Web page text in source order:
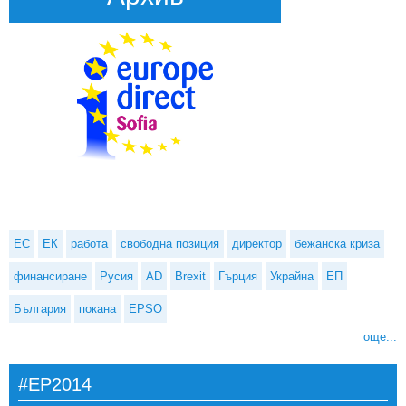
ЕС ЕК работа свободна позиция директор бежанска криза
финансиране Русия AD Brexit Гърция Украйна ЕП
България покана EPSO
още...
#EP2014